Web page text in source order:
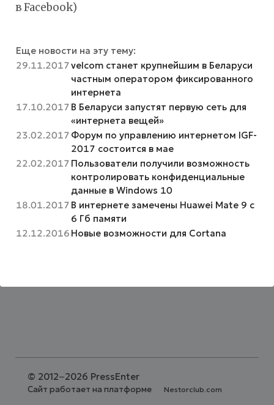
в Facebook)
Еще новости на эту тему:
29.11.2017velcom станет крупнейшим в Беларуси
частным оператором фиксированного
интернета
17.10.2017 В Беларуси запустят первую сеть для
«интернета вещей»
23.02.2017 Форум по управлению интернетом IGF-
2017 состоится в мае
22.02.2017 Пользователи получили возможность
контролировать конфиденциальные
данные в Windows 10
18.01.2017 В интернете замечены Huawei Mate 9 с
6 Гб памяти
12.12.2016 Новые возможности для Cortana
© 2012−2026 PressEnter
Сайт работает на платформе Nestorclub.com